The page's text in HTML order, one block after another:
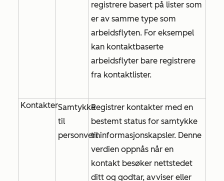
registrere basert på lister som
er av samme type som
arbeidsflyten. For eksempel
kan kontaktbaserte
arbeidsflyter bare registrere
fra kontaktlister.
KontakterSamtykke
til
personvern
Registrer kontakter med en
bestemt status for samtykke
til informasjonskapsler. Denne
verdien oppnås når en
kontakt besøker nettstedet
ditt og godtar, avviser eller